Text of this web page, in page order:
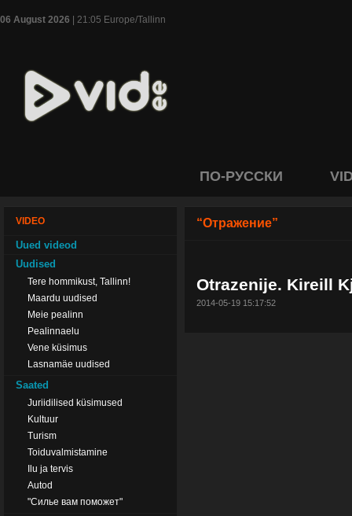
06 August 2026 | 21:05 Europe/Tallinn
ПО-РУССКИ
VIDEO
Uued videod
Uudised
Tere hommikust, Tallinn!
Maardu uudised
Meie pealinn
Pealinnaelu
Vene küsimus
Lasnamäe uudised
Saated
Juriidilised küsimused
Kultuur
Turism
Toiduvalmistamine
Ilu ja tervis
Autod
"Силье вам поможет"
“Отражение”
Otrazenije. Kireill
2014-05-19 15:17:52